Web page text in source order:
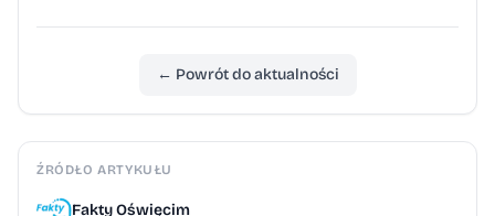
← Powrót do aktualności
ŹRÓDŁO ARTYKUŁU
Fakty Oświęcim